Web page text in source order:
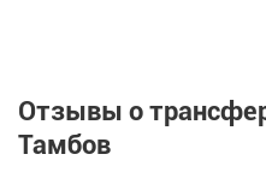
Отзывы о
Тамбов